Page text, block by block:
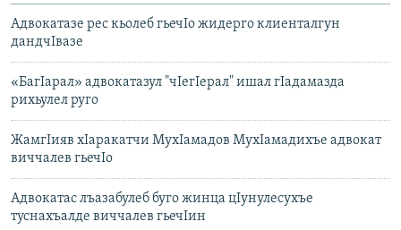
Адвокатазе рес кьолеб гьечIо жидерго клиенталгун
дандчIвазе
«БагIарал» адвокатазул "чIегIерал" ишал гIадамазда
рихьулел руго
ЖамгIияв хIаракатчи МухIамадов МухIамадихъе адвокат
виччалев гьечIо
Адвокатас лъазабулеб буго жинца цIунулесухъе
туснахъалде виччалев гьечIин